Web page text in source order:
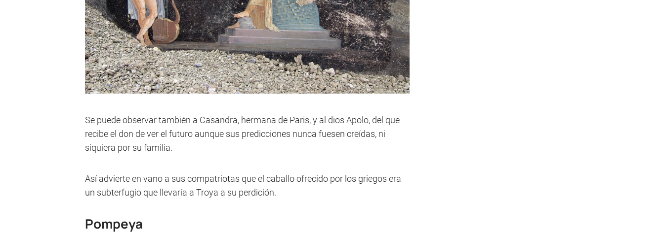
Se puede observar también a Casandra, hermana de Paris, y al dios Apolo, del que
recibe el don de ver el futuro aunque sus predicciones nunca fuesen creídas, ni
siquiera por su familia.
Así advierte en vano a sus compatriotas que el caballo ofrecido por los griegos era
un subterfugio que llevaría a Troya a su perdición.
Pompeya